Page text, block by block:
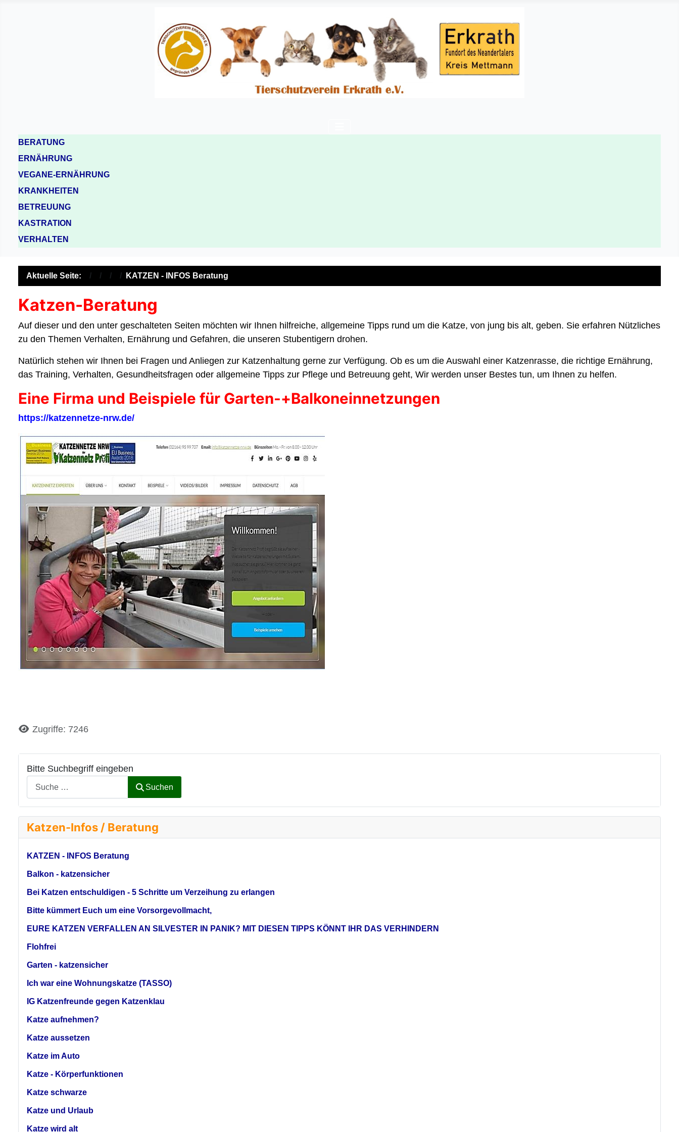
BERATUNG
ERNÄHRUNG
VEGANE-ERNÄHRUNG
KRANKHEITEN
BETREUUNG
KASTRATION
VERHALTEN
Bitte Suchbegriff eingeben
Suchen
Katzen-Infos / Beratung
KATZEN - INFOS Beratung
Balkon - katzensicher
Bei Katzen entschuldigen - 5 Schritte um Verzeihung zu erlangen
Bitte kümmert Euch um eine Vorsorgevollmacht,
EURE KATZEN VERFALLEN AN SILVESTER IN PANIK? MIT DIESEN TIPPS KÖNNT IHR DAS VERHINDERN
Flohfrei
Garten - katzensicher
Ich war eine Wohnungskatze (TASSO)
IG Katzenfreunde gegen Katzenklau
Katze aufnehmen?
Katze aussetzen
Katze im Auto
Katze - Körperfunktionen
Katze schwarze
Katze und Urlaub
Katze wird alt
Aktuelle Seite: KATZEN - INFOS Beratung
Katzen-Beratung
Auf dieser und den unter geschalteten Seiten möchten wir Ihnen hilfreiche, allgemeine Tipps rund um die Katze, von jung bis alt, geben. Sie erfahren Nützliches
zu den Themen Verhalten, Ernährung und Gefahren, die unseren Stubentigern drohen.
Natürlich stehen wir Ihnen bei Fragen und Anliegen zur Katzenhaltung gerne zur Verfügung. Ob es um die Auswahl einer Katzenrasse, die richtige Ernährung,
das Training, Verhalten, Gesundheitsfragen oder allgemeine Tipps zur Pflege und Betreuung geht, Wir werden unser Bestes tun, um Ihnen zu helfen.
Eine Firma und Beispiele für Garten-+Balkoneinnetzungen
https://katzennetze-nrw.de/
DetailsZugriffe: 7246